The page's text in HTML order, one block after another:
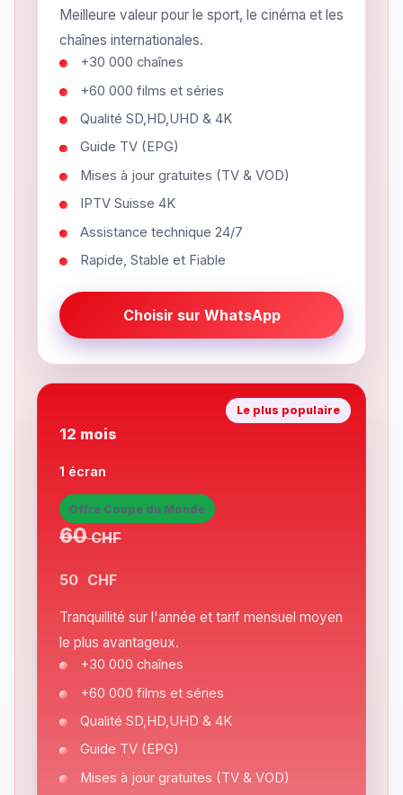
Meilleure valeur pour le sport, le cinéma et les
chaînes internationales.
+30 000 chaînes
+60 000 films et séries
Qualité SD,HD,UHD & 4K
Guide TV (EPG)
Mises à jour gratuites (TV & VOD)
IPTV Suisse 4K
Assistance technique 24/7
Rapide, Stable et Fiable
Choisir sur WhatsApp
Le plus populaire
12 mois
1 écran
Offre Coupe du Monde
60 CHF
50 CHF
Tranquillité sur l'année et tarif mensuel moyen
le plus avantageux.
+30 000 chaînes
+60 000 films et séries
Qualité SD,HD,UHD & 4K
Guide TV (EPG)
Mises à jour gratuites (TV & VOD)